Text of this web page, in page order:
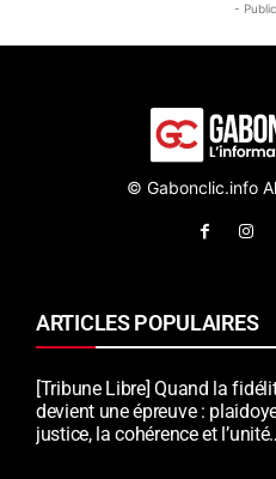
-
© Gabonclic.info
ARTICLES POPULAIRES
[Tribune Libre] Quand la
devient une épreuve :
justice, la cohérence et l’unité